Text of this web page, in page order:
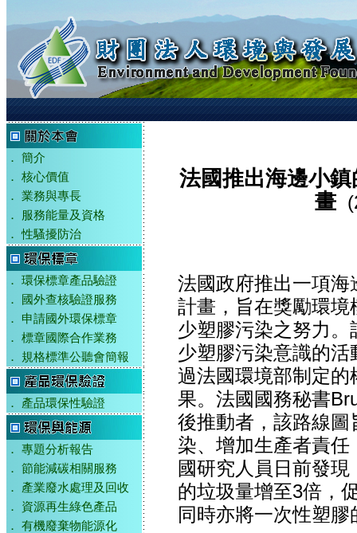
．
簡介
．
核心價值
．
業務與專長
．
服務能量及資格
．
性騷擾防治
．
環保標章產品驗證
．
國外查核驗證服務
．
申請國外環保標章
．
標章國際合作業務
．
規格標準公聽會簡報
． 產品環保性驗證
．
專題分析報告
．
節能減碳相關服務
．
產業廢水處理及回收
．
資源再生綠色產品
．
有機廢棄物能源化
法國推出海邊小
畫
法國政府推出一項
計畫，旨在獎勵環
少塑膠污染之努力
少塑膠污染意識的
過法國環境部制定
果。法國國務秘書
後推動者，該路線
染、增加生產者責
國研究人員日前發
的垃圾量增至3倍，
同時亦將一次性塑